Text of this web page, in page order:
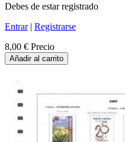
Debes de estar registrado
Entrar| Registrarse
8,00 € Precio
Añadir al carrito